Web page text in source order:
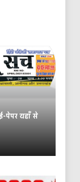
पेपर यहाँ से